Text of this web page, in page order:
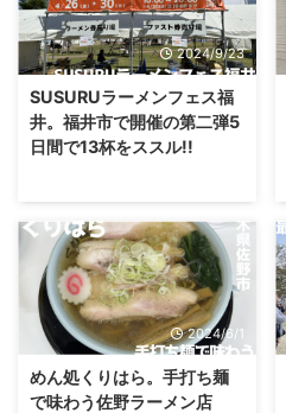
2024/9/23
SUSURUラーメンフェス福
井。福井市で開催の第二弾5
日間で13杯をススル!!
2024/6/1
めん処くりはら。手打ち麺
で味わう佐野ラーメン店